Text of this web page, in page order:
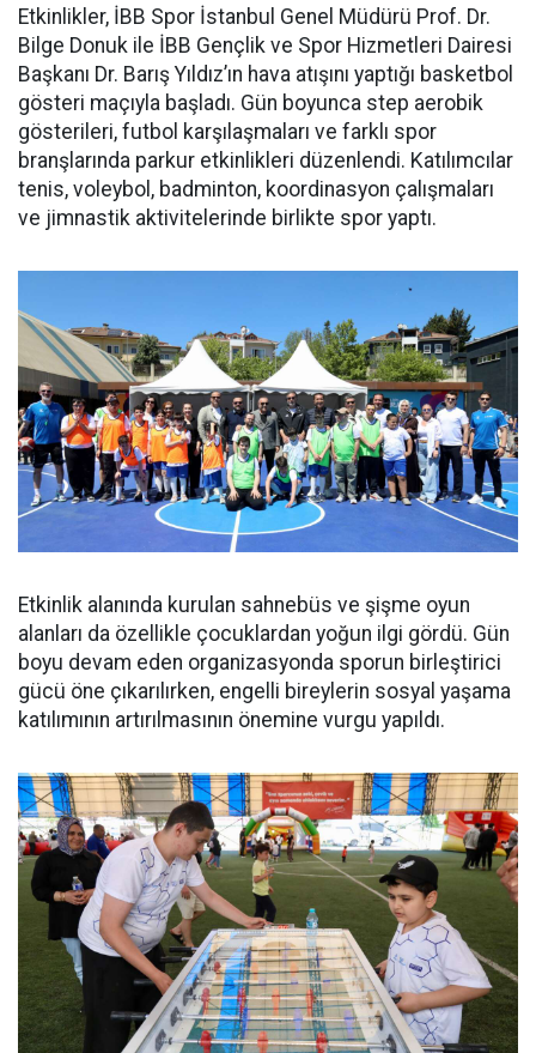
Etkinlikler, İBB Spor İstanbul Genel Müdürü Prof. Dr.
Bilge Donuk ile İBB Gençlik ve Spor Hizmetleri Dairesi
Başkanı Dr. Barış Yıldız’ın hava atışını yaptığı basketbol
gösteri maçıyla başladı. Gün boyunca step aerobik
gösterileri, futbol karşılaşmaları ve farklı spor
branşlarında parkur etkinlikleri düzenlendi. Katılımcılar
tenis, voleybol, badminton, koordinasyon çalışmaları
ve jimnastik aktivitelerinde birlikte spor yaptı.
Etkinlik alanında kurulan sahnebüs ve şişme oyun
alanları da özellikle çocuklardan yoğun ilgi gördü. Gün
boyu devam eden organizasyonda sporun birleştirici
gücü öne çıkarılırken, engelli bireylerin sosyal yaşama
katılımının artırılmasının önemine vurgu yapıldı.